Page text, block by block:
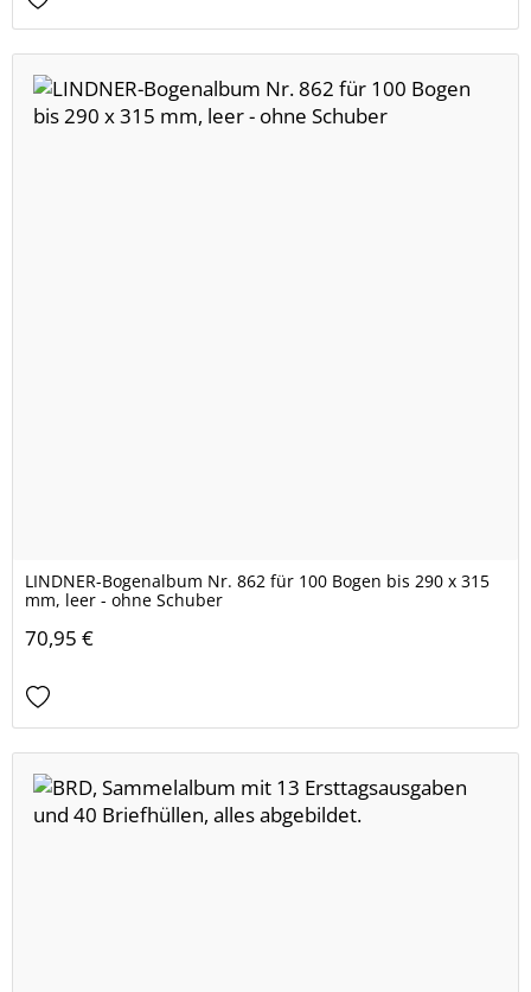
LINDNER-Bogenalbum Nr. 862 für 100 Bogen bis 290 x 315
mm, leer - ohne Schuber
70,95 €